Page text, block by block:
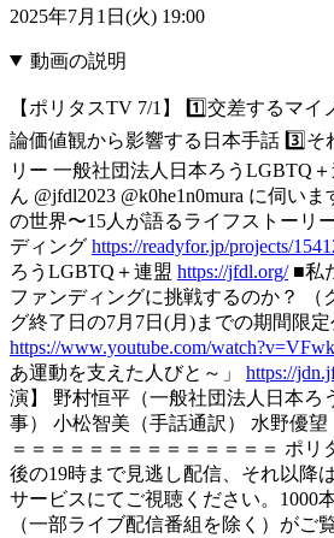
2025年7月1日(火) 19:00
動画の説明
【ポリタスTV 7/1】 1️⃣交差するマ
論価値観から影響する日本手話 3️⃣そ
リー 一般社団法人日本ろうLGBTQ
ん @jfdl2023 @k0he1n0mura に伺い
の世界〜15人が語るライフストーリ
ディング https://readyfor.jp/projects/
ろうLGBTQ＋連盟 https://jfdl.org/■私
ファンディングに挑戦するのか？ （
グ終了日の7月7日(月)までの期間限定
https://www.youtube.com/
あ運動を支えた人びと～」 https://
演】 野村恒平（一般社団法人日本ろ
事） 小松智美（手話通訳） 水野優望
＝＝＝＝＝＝＝＝＝＝＝＝＝＝ ポリ
後の19時まで見逃し配信、それ以降
サービスにてご視聴ください。1000
（一部ライブ配信番組を除く）がご